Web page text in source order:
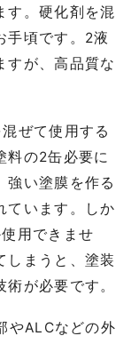
す。硬化剤を混
手頃です。2液
すが、高品質な
ぜて使用する
料の2缶必要に
強い塗膜を作る
ています。しか
用できませ
しまうと、塗装
が必要です。
やALCなどの外